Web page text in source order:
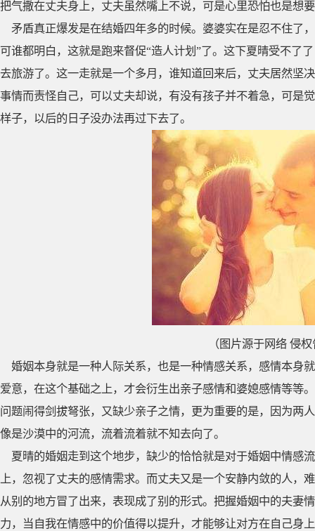
把气撒在丈夫身上，丈夫虽然嘴上不说，可是心里恐怕也是想
矛盾真正爆发是在结婚四年多的时候。婆婆实在是忍不住了
可谁都明白，这就是跑来督促“造人计划”了。这下夏晴受不了
去旅游了。这一走就是一个多月，谁知道回来后，丈夫居然坚
事情而责怪自己，可以丈夫却说，有没有孩子并不着急，可是
样子，以后的日子没办法再过下去了。
（图片源于网络 侵
婚姻本身就是一种人际关系，也是一种情感关系，感情本身
爱意，在这个基础之上，才会衍生出亲子感情和婆媳感情等等
问题闹得剑拔弩张，又缺少亲子之情，更为重要的是，因为两
像是沙漠中的河流，流着流着就不知去向了。
夏晴的婚姻走到这个地步，缺少的恰恰就是对于婚姻中情感
上，忽视了丈夫的感情需求。而丈夫又是一个安静内敛的人，
从别的地方冒了出来，表现成了别的形式。把握婚姻中的夫妻
力，当自我在情感中的价值得以提升，才能够让对方在自己身